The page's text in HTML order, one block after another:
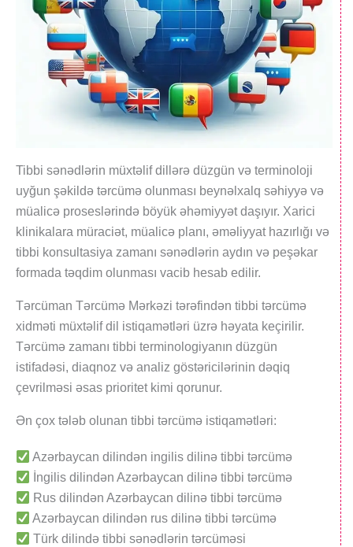
Tibbi sənədlərin müxtəlif dillərə düzgün və terminoloji
uyğun şəkildə tərcümə olunması beynəlxalq səhiyyə və
müalicə proseslərində böyük əhəmiyyət daşıyır. Xarici
klinikalara müraciət, müalicə planı, əməliyyat hazırlığı və
tibbi konsultasiya zamanı sənədlərin aydın və peşəkar
formada təqdim olunması vacib hesab edilir.
Tərcüman Tərcümə Mərkəzi tərəfindən tibbi tərcümə
xidməti müxtəlif dil istiqamətləri üzrə həyata keçirilir.
Tərcümə zamanı tibbi terminologiyanın düzgün
istifadəsi, diaqnoz və analiz göstəricilərinin dəqiq
çevrilməsi əsas prioritet kimi qorunur.
Ən çox tələb olunan tibbi tərcümə istiqamətləri:
Azərbaycan dilindən ingilis dilinə tibbi tərcümə
İngilis dilindən Azərbaycan dilinə tibbi tərcümə
Rus dilindən Azərbaycan dilinə tibbi tərcümə
Azərbaycan dilindən rus dilinə tibbi tərcümə
Türk dilində tibbi sənədlərin tərcüməsi